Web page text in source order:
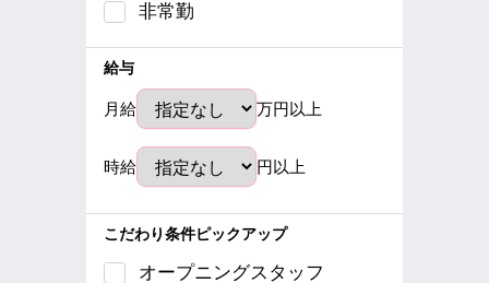
非常勤
給与
月給 万円以上
時給 円以上
こだわり条件ピックアップ
オープニングスタッフ